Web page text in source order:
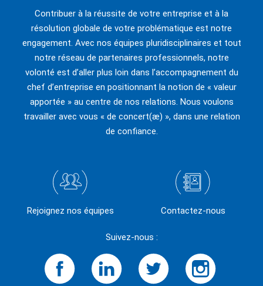
Contribuer à la réussite de votre entreprise et à la
résolution globale de votre problématique est notre
engagement. Avec nos équipes pluridisciplinaires et tout
notre réseau de partenaires professionnels, notre
volonté est d’aller plus loin dans l’accompagnement du
chef d’entreprise en positionnant la notion de « valeur
apportée » au centre de nos relations. Nous voulons
travailler avec vous « de concert(æ) », dans une relation
de confiance.
Suivez-nous :
Rejoignez nos équipes Contactez-nous